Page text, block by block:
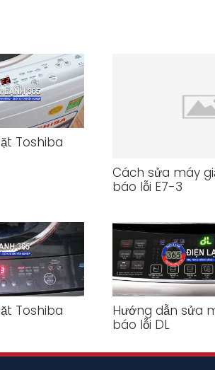
Toshiba
Cách sửa máy
báo lỗi E7-3
Toshiba
Hướng dẫn sửa
báo lỗi DL